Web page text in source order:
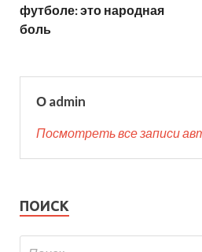
футболе: это народная
боль
О admin
Посмотреть все записи
ПОИСК